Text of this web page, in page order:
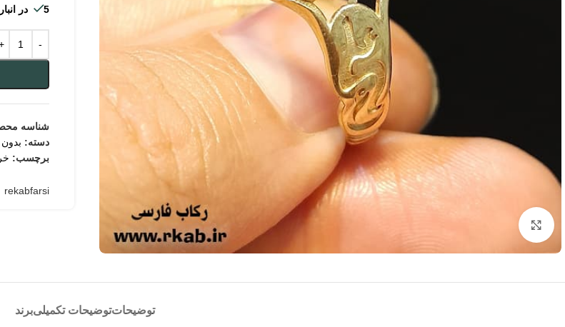
5 در انبار
شناسه
دسته:
برچسب:
rekabfarsi
توضیحاتتوضیحات تکمیلیبرند